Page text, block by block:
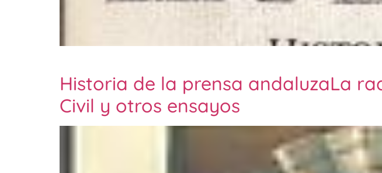
Historia de la prensa andaluzaLa
Civil y otros ensayos